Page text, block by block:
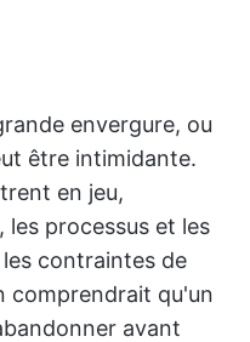
envergure, ou
être intimidante.
en jeu,
processus et les
contraintes de
comprendrait qu'un
avant